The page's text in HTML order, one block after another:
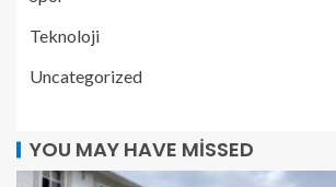
Teknoloji
Uncategorized
YOU MAY HAVE MISSED